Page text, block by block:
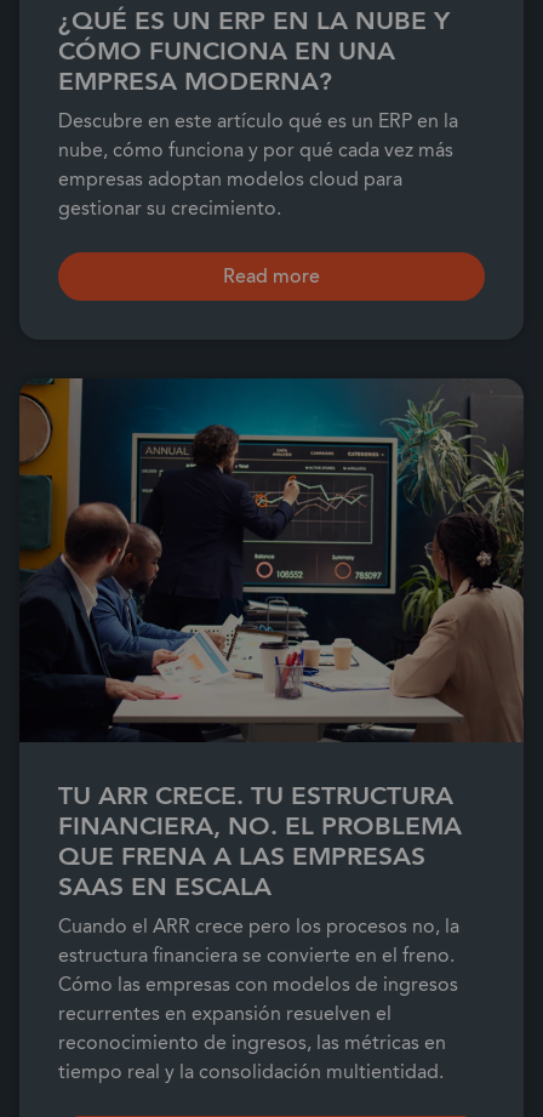
¿QUÉ ES UN ERP EN LA NUBE Y
CÓMO FUNCIONA EN UNA
EMPRESA MODERNA?
Descubre en este artículo qué es un ERP en la
nube, cómo funciona y por qué cada vez más
empresas adoptan modelos cloud para
gestionar su crecimiento.
Read more
TU ARR CRECE. TU ESTRUCTURA
FINANCIERA, NO. EL PROBLEMA
QUE FRENA A LAS EMPRESAS
SAAS EN ESCALA
Cuando el ARR crece pero los procesos no, la
estructura financiera se convierte en el freno.
Cómo las empresas con modelos de ingresos
recurrentes en expansión resuelven el
reconocimiento de ingresos, las métricas en
tiempo real y la consolidación multientidad.